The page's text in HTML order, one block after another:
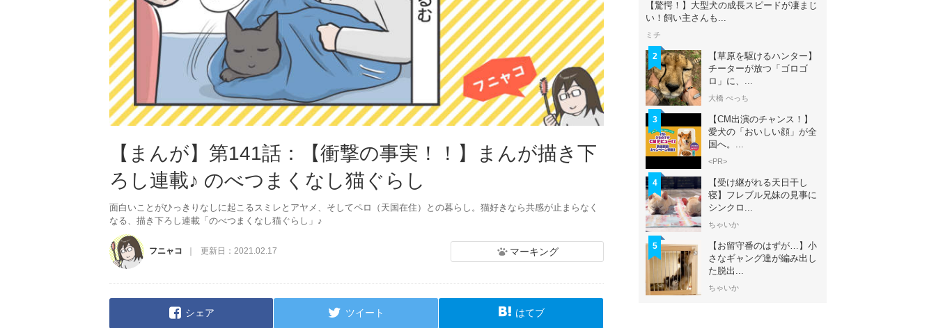
【まんが】第141話：【衝撃の事実！！】まんが描き下
ろし連載♪ のべつまくなし猫ぐらし
面白いことがひっきりなしに起こるスミレとアヤメ、そしてペロ（天国在住）との暮らし。猫好きなら共感が止まらなく
なる、描き下ろし連載「のべつまくなし猫ぐらし」♪
フニャコ 更新日： 2021.02.17 マーキング
シェア ツイート はてブ
【驚愕！】大型犬の成長スピードが凄まじ
い！飼い主さんも...
ミチ
2
【草原を駆けるハンター】
チーターが放つ「ゴロゴ
ロ」に、...
大橋 ぺっち
3
【CM出演のチャンス！】
愛犬の「おいしい顔」が全
国へ。...
<PR>
4
【受け継がれる天日干し
寝】フレブル兄妹の見事に
シンクロ...
ちゃいか
5
【お留守番のはずが…】小
さなギャング達が編み出し
た脱出...
ちゃいか